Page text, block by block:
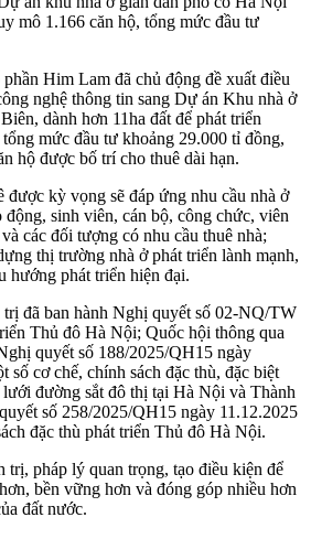
mô 1.166 căn hộ, tổng mức đầu tư
Him Lam đã chủ động đề xuất điều
nghệ thông tin sang Dự án Khu nhà ở
dành hơn 11ha đất để phát triển
mức đầu tư khoảng 29.000 tỉ đồng,
hộ được bố trí cho thuê dài hạn.
được kỳ vọng sẽ đáp ứng nhu cầu nhà ở
sinh viên, cán bộ, công chức, viên
các đối tượng có nhu cầu thuê nhà;
thị trường nhà ở phát triển lành mạnh,
hướng phát triển hiện đại.
đã ban hành Nghị quyết số 02-NQ/TW
Thủ đô Hà Nội; Quốc hội thông qua
quyết số 188/2025/QH15 ngày
số cơ chế, chính sách đặc thù, đặc biệt
đường sắt đô thị tại Hà Nội và Thành
số 258/2025/QH15 ngày 11.12.2025
đặc thù phát triển Thủ đô Hà Nội.
pháp lý quan trọng, tạo điều kiện để
bền vững hơn và đóng góp nhiều hơn
đất nước.